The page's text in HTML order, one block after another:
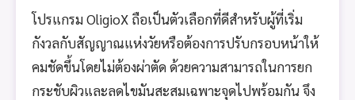
โปรแกรม OligioX ถือเป็นตัวเลือกที่ดีสำหรับผู้ที่เริ่ม
กังวลกับสัญญาณแห่งวัยหรือต้องการปรับกรอบหน้าให้
คมชัดขึ้นโดยไม่ต้องผ่าตัด ด้วยความสามารถในการยก
กระชับผิวและลดไขมันสะสมเฉพาะจุดไปพร้อมกัน จึง